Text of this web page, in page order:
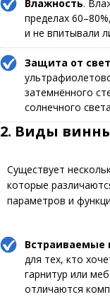
Влажность.
пределах
и не впитывали
Защита от
затемнённого
солнечного
2. Виды
Существует
которые
параметров и
для тех, кто
гарнитур или
отличаются